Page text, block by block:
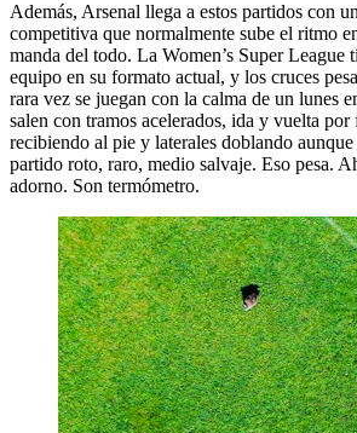
Además, Arsenal llega a estos partidos con
competitiva que normalmente sube el ritmo
manda del todo. La Women’s Super League
equipo en su formato actual, y los cruces
rara vez se juegan con la calma de un lunes
salen con tramos acelerados, ida y vuelta por
recibiendo al pie y laterales doblando aunque
partido roto, raro, medio salvaje. Eso pesa.
adorno. Son termómetro.